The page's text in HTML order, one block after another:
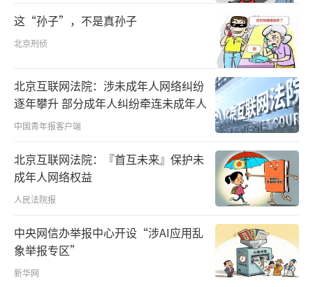
《幸会中国》，记录人与自然的双向奔
赴。（责任编辑：1383）
这“孙子”，不是真孙子
北京刑侦
北京互联网法院：涉未成年人网络纠纷
逐年攀升 部分成年人纠纷牵连未成年人
中国青年报客户端
北京互联网法院：『首互未来』保护未
成年人网络权益
人民法院报
中央网信办举报中心开设“涉AI应用乱
象举报专区”
新华网